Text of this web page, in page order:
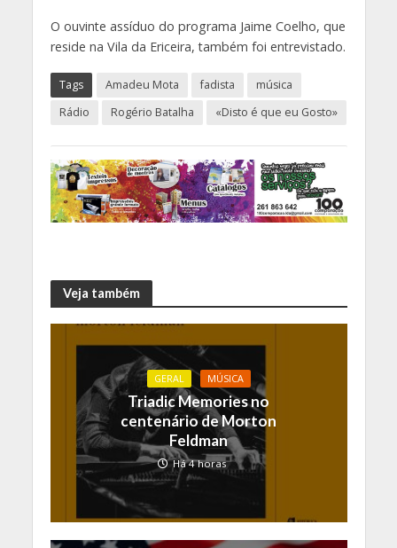
O ouvinte assíduo do programa Jaime Coelho, que
reside na Vila da Ericeira, também foi entrevistado.
Tags Amadeu Mota fadista
música
Rádio
Rogério Batalha «Disto é que eu Gosto»
Veja também
GERAL MÚSICA
Triadic Memories no
centenário de Morton
Feldman
Há 4 horas